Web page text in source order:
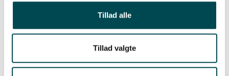
Tillad alle
Tillad valgte